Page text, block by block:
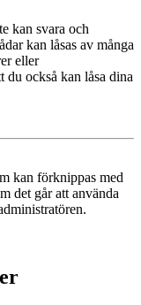
kan svara och
kan låsas av många
eller
också kan låsa dina
kan förknippas med
det går att använda